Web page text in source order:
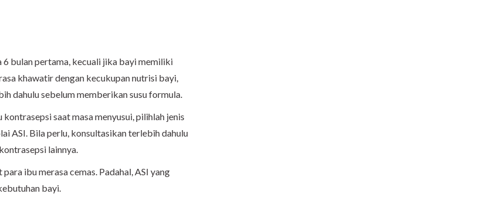
6 bulan pertama, kecuali jika bayi memiliki
khawatir dengan kecukupan nutrisi bayi,
dahulu sebelum memberikan susu formula.
saat masa menyusui, pilihlah jenis
ASI. Bila perlu, konsultasikan terlebih dahulu
lainnya.
ibu merasa cemas. Padahal, ASI yang
bayi.